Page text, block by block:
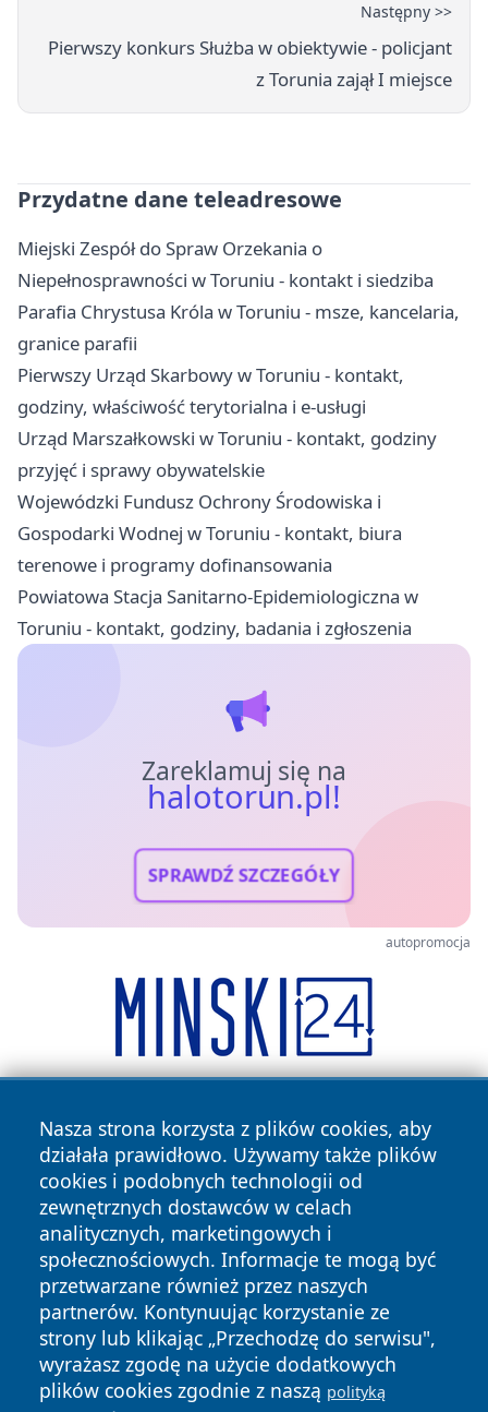
Następny >>
Pierwszy konkurs Służba w obiektywie - policjant
z Torunia zajął I miejsce
Przydatne dane teleadresowe
Miejski Zespół do Spraw Orzekania o
Niepełnosprawności w Toruniu - kontakt i siedziba
Parafia Chrystusa Króla w Toruniu - msze, kancelaria,
granice parafii
Pierwszy Urząd Skarbowy w Toruniu - kontakt,
godziny, właściwość terytorialna i e-usługi
Urząd Marszałkowski w Toruniu - kontakt, godziny
przyjęć i sprawy obywatelskie
Wojewódzki Fundusz Ochrony Środowiska i
Gospodarki Wodnej w Toruniu - kontakt, biura
terenowe i programy dofinansowania
Powiatowa Stacja Sanitarno-Epidemiologiczna w
Toruniu - kontakt, godziny, badania i zgłoszenia
Zareklamuj się na
halotorun.pl!
SPRAWDŹ SZCZEGÓŁY
autopromocja
Nasza strona korzysta z plików cookies, aby
działała prawidłowo. Używamy także plików
cookies i podobnych technologii od
zewnętrznych dostawców w celach
analitycznych, marketingowych i
społecznościowych. Informacje te mogą być
przetwarzane również przez naszych
partnerów. Kontynuując korzystanie ze
strony lub klikając „Przechodzę do serwisu",
wyrażasz zgodę na użycie dodatkowych
plików cookies zgodnie z naszą polityką
Copyright © 2026 halotorun.pl Wszystkie prawa zastrzeżone.
News Autorzy
Polityka
Prywatności
Polityka
Cookies